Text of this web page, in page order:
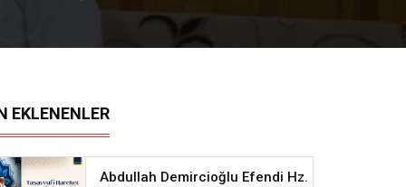
EKLENENLER
Abdullah Demircioğlu Efendi Hz.